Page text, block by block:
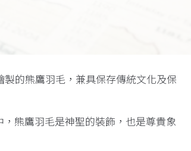
的熊鷹羽毛，兼具保存傳統文化及保
熊鷹羽毛是神聖的裝飾，也是尊貴象